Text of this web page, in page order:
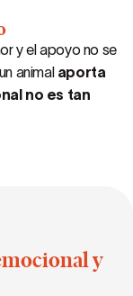
y el apoyo no se
animal aporta
no es tan
y